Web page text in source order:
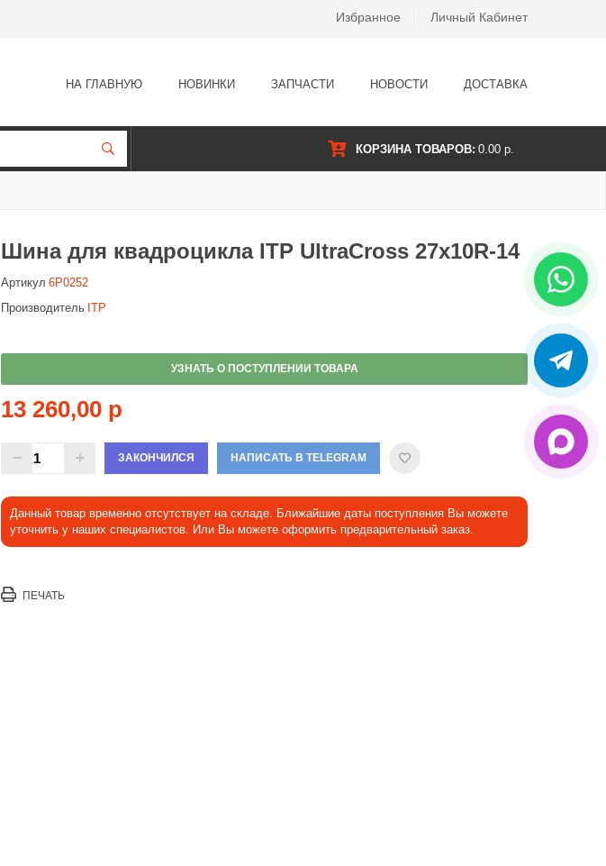
Избранное Личный Кабинет
НА ГЛАВНУЮ НОВИНКИ ЗАПЧАСТИ НОВОСТИ ДОСТАВКА
КОРЗИНА ТОВАРОВ: 0.00 р.
Шина для квадроцикла ITP UltraCross 27x10R-14
Артикул 6P0252
Производитель ITP
УЗНАТЬ О ПОСТУПЛЕНИИ ТОВАРА
13 260,00 р
ЗАКОНЧИЛСЯ НАПИСАТЬ В TELEGRAM
Данный товар временно отсутствует на складе. Ближайшие даты поступления Вы можете
уточнить у наших специалистов. Или Вы можете оформить предварительный заказ.
ПЕЧАТЬ